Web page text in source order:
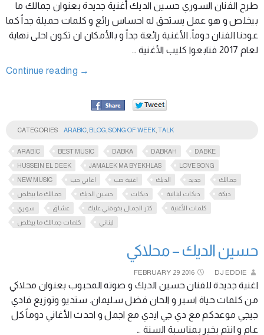
طرح الفنان السوري حسين الديك أغنية جديدة بعنوان جمالك ما
بيخلص و هو عمل يستحق له احساس رائع و كلمات حميلة جداً كما
عودنا الفنان دوماً. الأغنية رائعة جداً و بالأمكان ان تكون احلى نهاية
لعام 2017 فتابعوا كليب الأغنية …
Continue reading →
CATEGORIES ARABIC BLOG SONG OF WEEK TALK
ARABIC BEST MUSIC DABKA DABKAH
DABKE
HUSSEIN EL DEEK
JAMALEK MA BYEKHLAS
LOVE SONG
NEW MUSIC
اغاني حب اغنية حب الديك جديد
جمالك
جمالك ما بيخلص
حسين الديك دبكات دبكات لبنانية
دبكة
سوري
عشاق كتر الجمال بخوفني عليك
كلمات الأغنية
كلمات جمالك ما بيخلص
لبناني
حسين الديك – محلاكي
FEBRUARY 29 2016 DJ EDDIE
اغنية جديدة للفنان حسين الديك و صوته المحبوب بعنوان محلاكي
من كلمات حياة اسبر و الحان فضل سليمان. ستديو وتوزيع فادي
جيجي موعدكم مع دي جي ايدي مع اجمل و احدث الأغاني دوماً كل
عام و انتم بخير بمناسبة السنة …